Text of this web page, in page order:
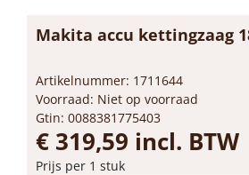
Makita accu kettingzaag
Artikelnummer: 1711644
Voorraad: Niet op voorraad
Gtin: 0088381775403
€ 319,59 incl. BTW
Prijs per 1 stuk